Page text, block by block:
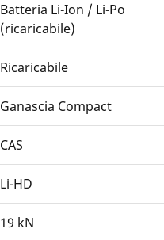
Batteria Li-Ion / Li-Po
(ricaricabile)
Ricaricabile
Ganascia Compact
CAS
Li-HD
19 kN